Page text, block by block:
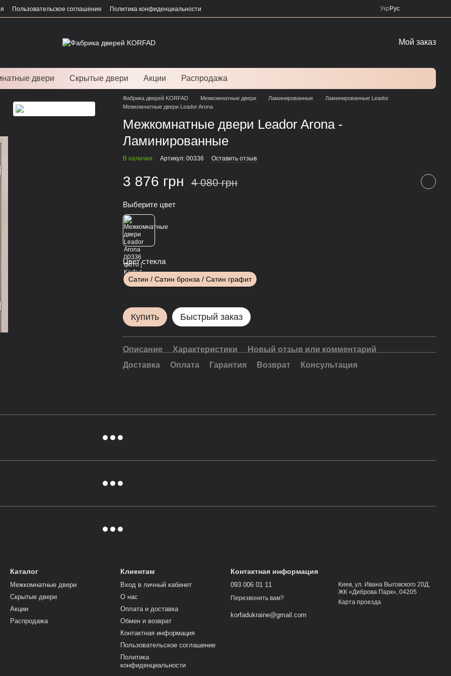
Пользовательское соглашение Политика конфиденциальности Укр Рус
Мой заказ
двери Скрытые двери Акции Распродажа
Фабрика дверей KORFAD Межкомнатные двери Ламинированные
Ламинированные Leador
Межкомнатные двери Leador Arona
Межкомнатные двери Leador Arona -
Ламинированные
В наличии Артикул: 00336 Оставить отзыв
3 876 грн 4 080 грн
Выберите цвет
Цвет стекла
Сатин / Сатин бронза / Сатин графит
Купить Быстрый заказ
Описание Характеристики
Новый отзыв или комментарий
Доставка
Оплата Гарантия Возврат Консультация
Каталог
Межкомнатные двери
Скрытые двери
Акции
Распродажа
Клиентам
Вход в личный кабинет
О нас
Оплата и доставка
Обмен и возврат
Контактная информация
Пользовательское соглашение
Политика
конфиденциальности
Контактная информация
093 006 01 11
Перезвонить вам?
korfadukraine@gmail.com
Киев, ул. Ивана Выговского 20Д,
ЖК «Диброва Парк», 04205
Карта проезда